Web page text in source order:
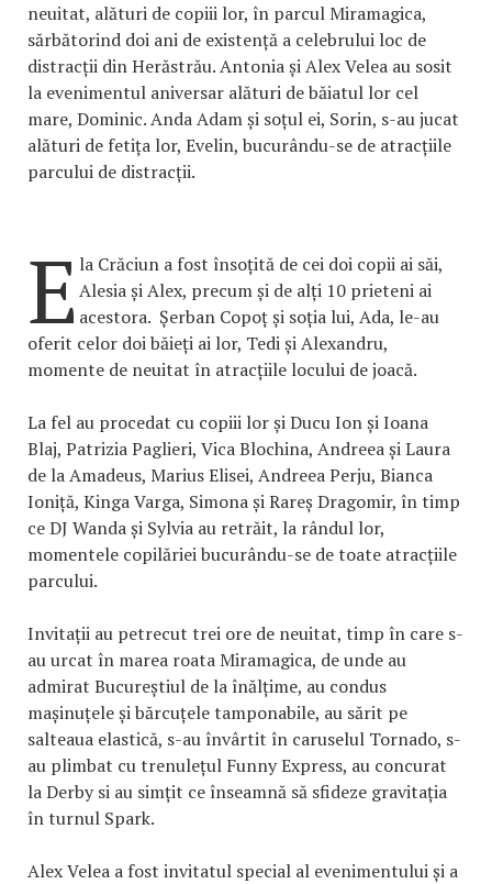
neuitat, alături de copiii lor, în parcul Miramagica,
sărbătorind doi ani de existență a celebrului loc de
distracții din Herăstrău. Antonia și Alex Velea au sosit
la evenimentul aniversar alături de băiatul lor cel
mare, Dominic. Anda Adam și soțul ei, Sorin, s-au jucat
alături de fetița lor, Evelin, bucurându-se de atracțiile
parcului de distracții.
E la Crăciun a fost însoțită de cei doi copii ai săi,
Alesia și Alex, precum și de alți 10 prieteni ai
acestora. Șerban Copoț și soția lui, Ada, le-au
oferit celor doi băieți ai lor, Tedi și Alexandru,
momente de neuitat în atracțiile locului de joacă.
La fel au procedat cu copiii lor și Ducu Ion și Ioana
Blaj, Patrizia Paglieri, Vica Blochina, Andreea și Laura
de la Amadeus, Marius Elisei, Andreea Perju, Bianca
Ioniță, Kinga Varga, Simona și Rareș Dragomir, în timp
ce DJ Wanda și Sylvia au retrăit, la rândul lor,
momentele copilăriei bucurându-se de toate atracțiile
parcului.
Invitații au petrecut trei ore de neuitat, timp în care s-
au urcat în marea roata Miramagica, de unde au
admirat Bucureștiul de la înălțime, au condus
mașinuțele și bărcuțele tamponabile, au sărit pe
salteaua elastică, s-au învârtit în caruselul Tornado, s-
au plimbat cu trenulețul Funny Express, au concurat
la Derby si au simțit ce înseamnă să sfideze gravitația
în turnul Spark.
Alex Velea a fost invitatul special al evenimentului și a